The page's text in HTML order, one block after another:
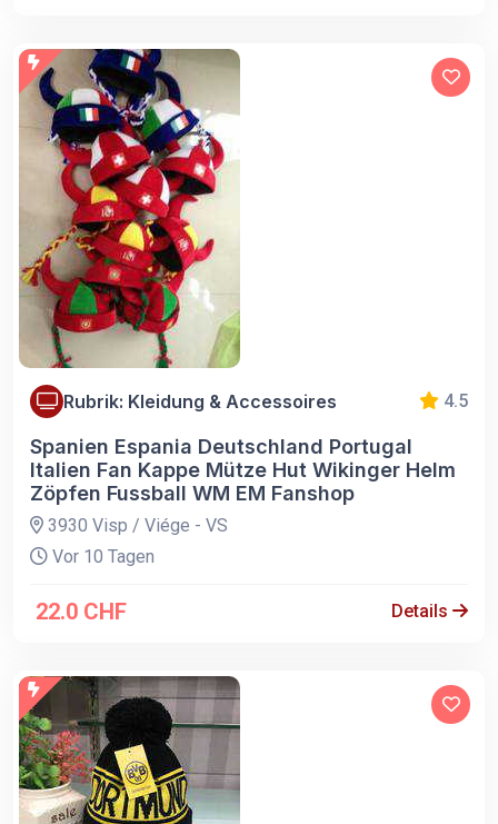
Rubrik: Kleidung & Accessoires 4.5
Spanien Espania Deutschland Portugal
Italien Fan Kappe Mütze Hut Wikinger Helm
Zöpfen Fussball WM EM Fanshop
3930 Visp / Viége - VS
Vor 10 Tagen
22.0 CHF Details